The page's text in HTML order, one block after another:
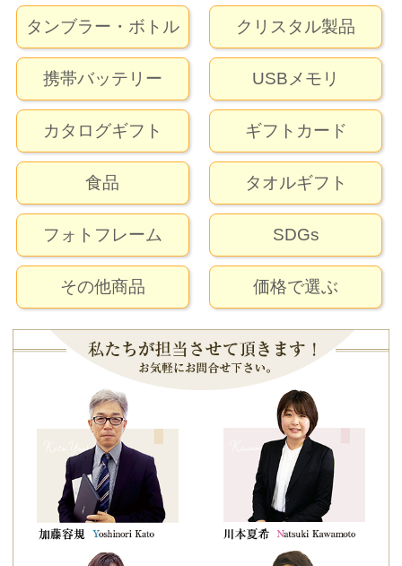
タンブラー・ボトル
携帯バッテリー
カタログギフト
食品
フォトフレーム
その他商品
クリスタル製品
USBメモリ
ギフトカード
タオルギフト
SDGs
価格で選ぶ